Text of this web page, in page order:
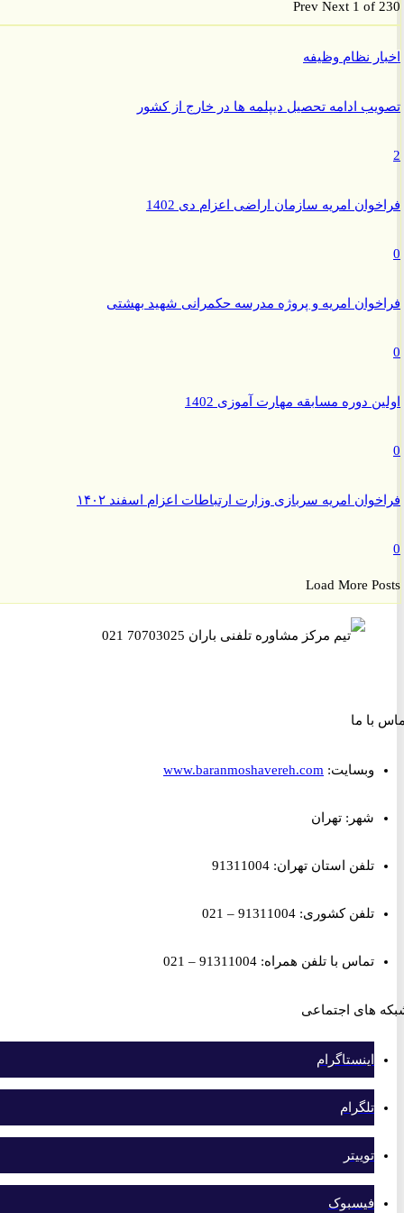
PrevNext 1 of
نظام وظیفه
ادامه تحصیل دیپلمه ها در خارج از کشور
امریه سازمان اراضی اعزام دی 1402
امریه و پروژه مدرسه حکمرانی شهید بهشتی
دوره مسابقه مهارت آموزی 1402
امریه سربازی وزارت ارتباطات اعزام اسفند ۱۴۰۲
Load More
ما
وبسایت:www.baranmoshavereh.com
شهر: تهران
تلفن استان تهران: 91311004
تلفن کشوری: 91311004 – 021
تماس با تلفن همراه: 91311004 – 021
اجتماعی
اینستاگرام
تلگرام
توییتر
فیسبوک